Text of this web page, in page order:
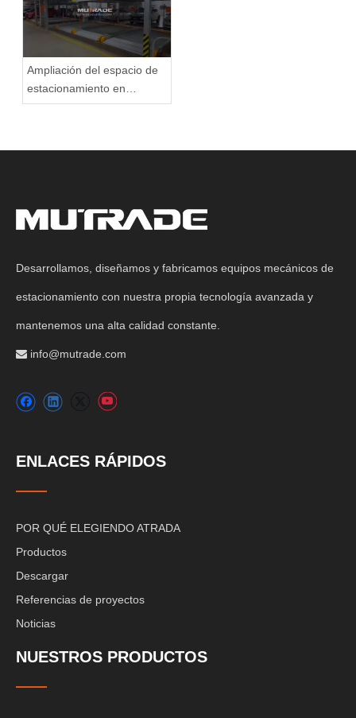
Ampliación del espacio de
estacionamiento en
Australia con el sistema de
Desarrollamos, diseñamos y fabricamos equipos mecánicos de
estacionamiento con nuestra propia tecnología avanzada y
mantenemos una alta calidad constante.
 info@mutrade.com
ENLACES RÁPIDOS
POR QUÉ ELEGIENDO ATRADA
Productos
Descargar
Referencias de proyectos
Noticias
NUESTROS PRODUCTOS